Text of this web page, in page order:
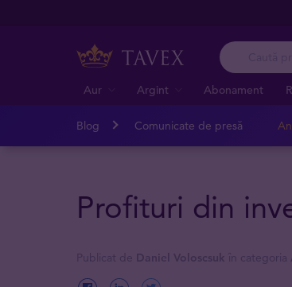
Aur Argint Abonament
Blog Comunicate de presă
Profituri din